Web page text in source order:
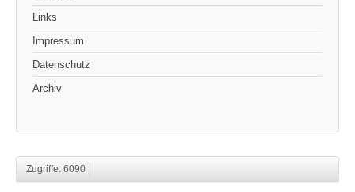
Links
Impressum
Datenschutz
Archiv
Zugriffe: 6090